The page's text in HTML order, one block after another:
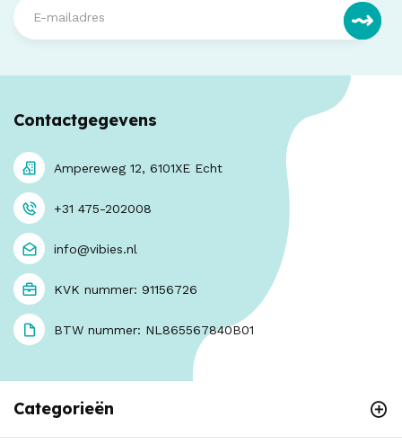
Contactgegevens
Ampereweg 12, 6101XE Echt
+31 475-202008
info@vibies.nl
KVK nummer: 91156726
BTW nummer: NL865567840B01
Categorieën